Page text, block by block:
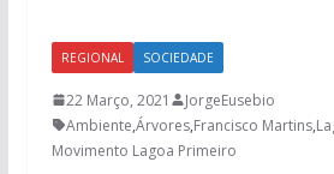
REGIONAL SOCIEDADE
22 Março, 2021
JorgeEusebio
Ambiente,Árvores,Francisco Martins,
Movimento Lagoa Primeiro